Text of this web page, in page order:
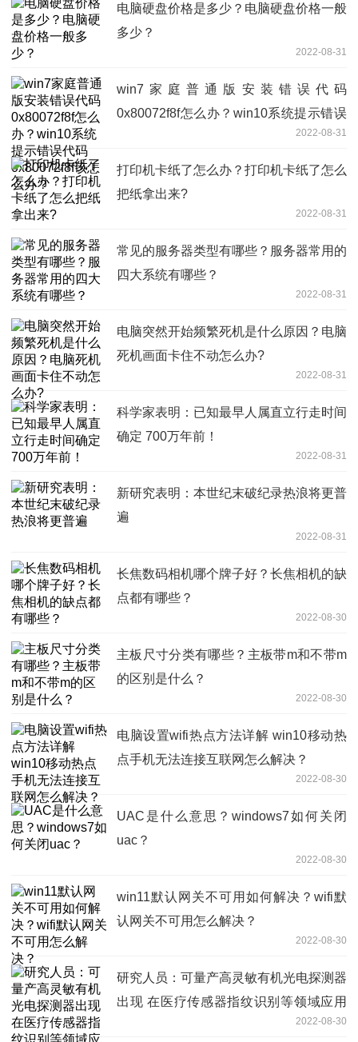
电脑硬盘价格是多少？电脑硬盘价格一般
多少？
2022-08-31
win7家庭普通版安装错误代码
0x80072f8f怎么办？win10系统提示错误
2022-08-31
打印机卡纸了怎么办？打印机卡纸了怎么
把纸拿出来?
2022-08-31
常见的服务器类型有哪些？服务器常用的
四大系统有哪些？
2022-08-31
电脑突然开始频繁死机是什么原因？电脑
死机画面卡住不动怎么办?
2022-08-31
科学家表明：已知最早人属直立行走时间
确定 700万年前！
2022-08-31
新研究表明：本世纪末破纪录热浪将更普
遍
2022-08-31
长焦数码相机哪个牌子好？长焦相机的缺
点都有哪些？
2022-08-30
主板尺寸分类有哪些？主板带m和不带m
的区别是什么？
2022-08-30
电脑设置wifi热点方法详解 win10移动热
点手机无法连接互联网怎么解决？
2022-08-30
UAC是什么意思？windows7如何关闭
uac？
2022-08-30
win11默认网关不可用如何解决？wifi默
认网关不可用怎么解决？
2022-08-30
研究人员：可量产高灵敏有机光电探测器
出现 在医疗传感器指纹识别等领域应用
2022-08-30